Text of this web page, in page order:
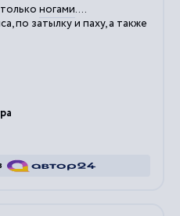
ногами....
по затылку и паху, а также